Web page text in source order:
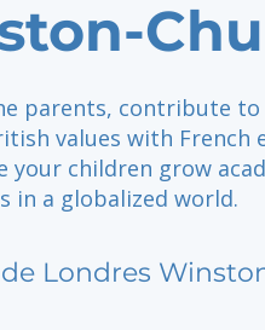
parents, contribute
values with French
your children grow
in a globalized world.
Londres